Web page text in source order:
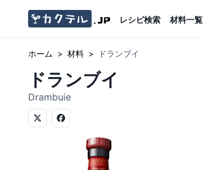
レシピ検索 材料一覧
ホーム > 材料 > ドランブイ
ドランブイ
Drambuie